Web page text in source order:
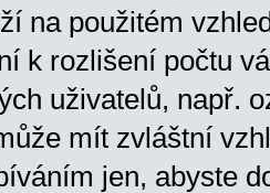
na použitém
k rozlišení počtu
uživatelů, např.
mít zvláštní
jen, abyste